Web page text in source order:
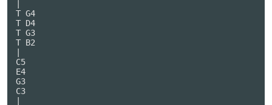
T G4
T D4
T G3
T B2
C5
E4
G3
C3